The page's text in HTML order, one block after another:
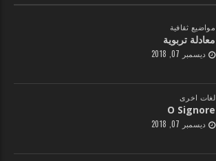
مواضيع ثقافية
معادلة تربوية
ديسمبر 07, 2018
لغات اخرى
O Signore
ديسمبر 07, 2018